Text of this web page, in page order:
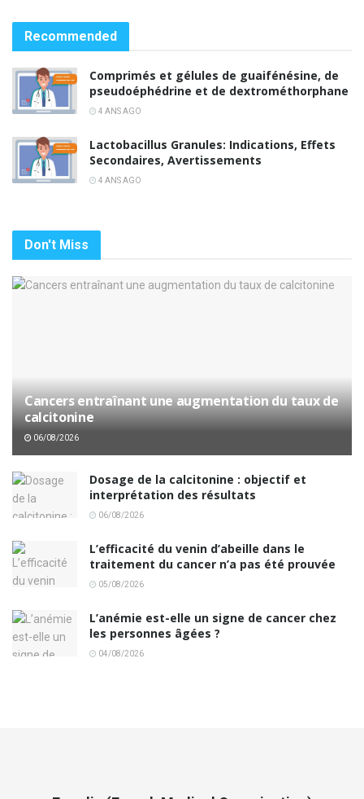
Recommended
Comprimés et gélules de guaifénésine, de
pseudoéphédrine et de dextrométhorphane
4 ANS AGO
Lactobacillus Granules: Indications, Effets
Secondaires, Avertissements
4 ANS AGO
Don't Miss
Cancers entraînant une augmentation du taux de
calcitonine
06/08/2026
Dosage de la calcitonine : objectif et
interprétation des résultats
06/08/2026
L’efficacité du venin d’abeille dans le
traitement du cancer n’a pas été prouvée
05/08/2026
L’anémie est-elle un signe de cancer chez
les personnes âgées ?
04/08/2026